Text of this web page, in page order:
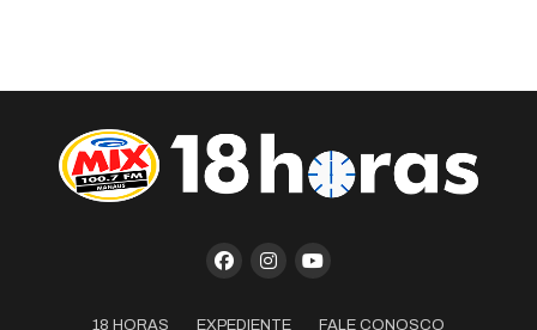
18 HORAS EXPEDIENTE FALE CONOSCO